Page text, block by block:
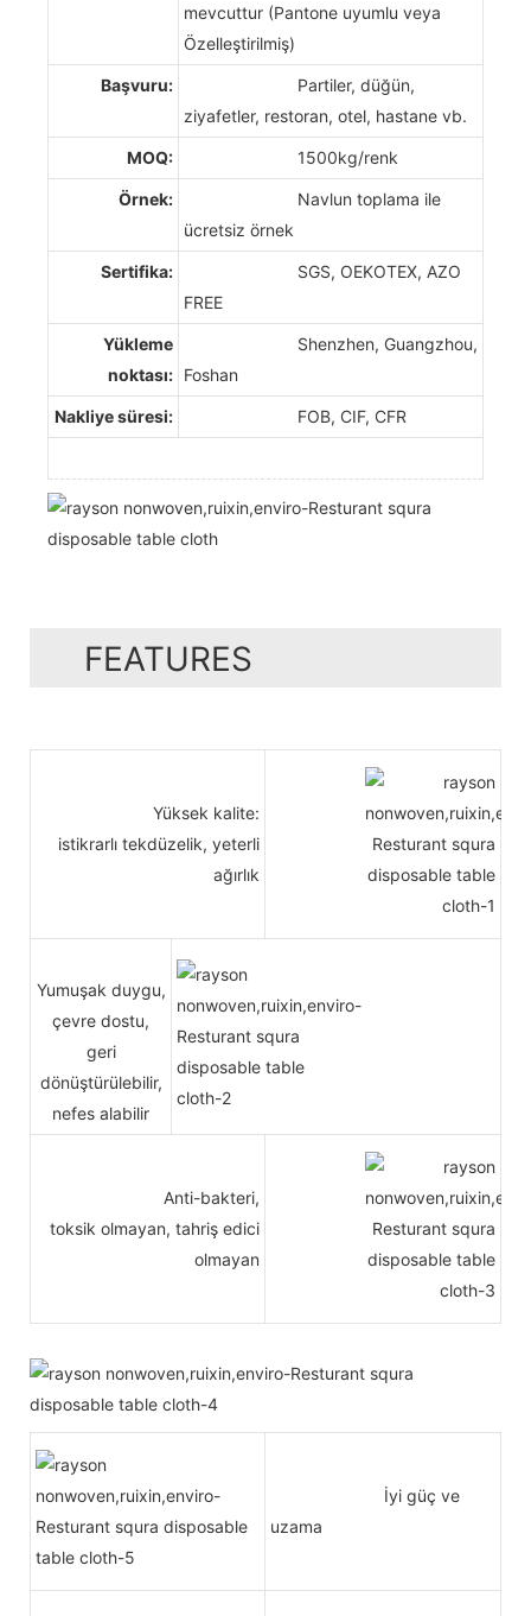
mevcuttur (Pantone uyumlu veya
Özelleştirilmiş)
Başvuru:
Partiler, düğün,
ziyafetler, restoran, otel, hastane vb.
MOQ: 1500kg/renk
Örnek:
Navlun toplama ile
ücretsiz örnek
Sertifika:
SGS, OEKOTEX, AZO
FREE
Yükleme
noktası:
Shenzhen, Guangzhou,
Foshan
Nakliye süresi: FOB, CIF, CFR
FEATURES
Yüksek kalite:
istikrarlı tekdüzelik, yeterli
ağırlık
Yumuşak duygu,
çevre dostu,
geri
dönüştürülebilir,
nefes alabilir
Anti-bakteri,
toksik olmayan, tahriş edici
olmayan
İyi güç ve
uzama